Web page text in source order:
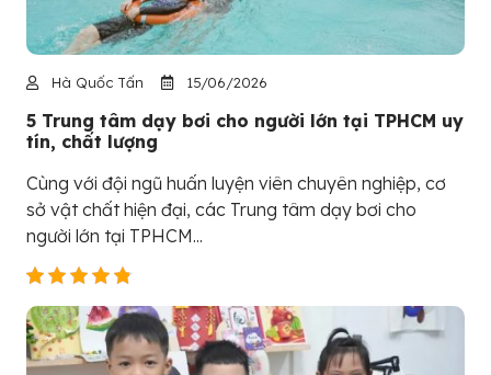
Hà Quốc Tấn 15/06/2026
5 Trung tâm dạy bơi cho người lớn tại TPHCM uy
tín, chất lượng
Cùng với đội ngũ huấn luyện viên chuyên nghiệp, cơ
sở vật chất hiện đại, các Trung tâm dạy bơi cho
người lớn tại TPHCM...